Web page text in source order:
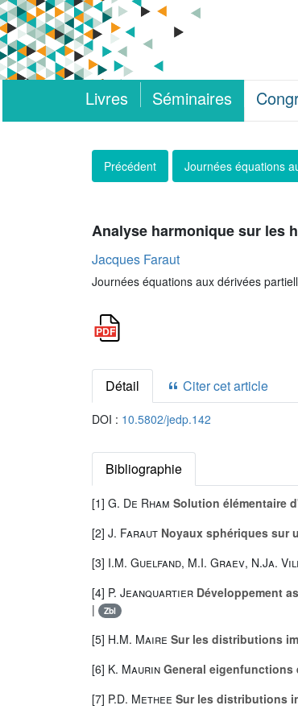
Livres Séminaires
Précédent Journées équations
Analyse harmonique sur les
Jacques Faraut
Journées équations aux dérivées
Détail Citer cet article
DOI : 10.5802/jedp.142
Bibliographie
[1] G. De Rham Solution élémentaire
[2] J. Faraut Noyaux sphériques sur
[3] I.M. Guelfand, M.I. Graev, N.Ja.
[4] P. Jeanquartier Développement
| Zbl
[5] H.M. Maire Sur les distributions
[6] K. Maurin General
[7] P.D. Methee Sur les distributions